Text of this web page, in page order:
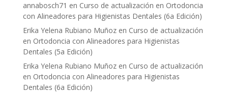
annabosch71 en Curso de actualización en Ortodoncia
con Alineadores para Higienistas Dentales (6a Edición)
Erika Yelena Rubiano Muñozen Curso de actualización
en Ortodoncia con Alineadores para Higienistas
Dentales (5a Edición)
Erika Yelena Rubiano Muñozen Curso de actualización
en Ortodoncia con Alineadores para Higienistas
Dentales (6a Edición)